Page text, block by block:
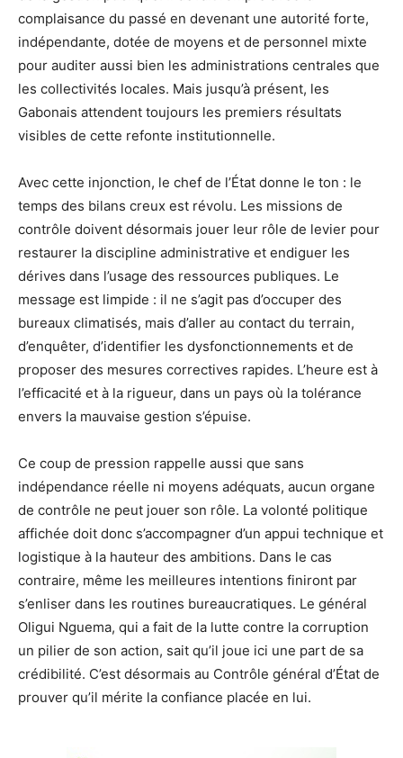
complaisance du passé en devenant une autorité forte,
indépendante, dotée de moyens et de personnel mixte
pour auditer aussi bien les administrations centrales que
les collectivités locales. Mais jusqu’à présent, les
Gabonais attendent toujours les premiers résultats
visibles de cette refonte institutionnelle.
Avec cette injonction, le chef de l’État donne le ton : le
temps des bilans creux est révolu. Les missions de
contrôle doivent désormais jouer leur rôle de levier pour
restaurer la discipline administrative et endiguer les
dérives dans l’usage des ressources publiques. Le
message est limpide : il ne s’agit pas d’occuper des
bureaux climatisés, mais d’aller au contact du terrain,
d’enquêter, d’identifier les dysfonctionnements et de
proposer des mesures correctives rapides. L’heure est à
l’efficacité et à la rigueur, dans un pays où la tolérance
envers la mauvaise gestion s’épuise.
Ce coup de pression rappelle aussi que sans
indépendance réelle ni moyens adéquats, aucun organe
de contrôle ne peut jouer son rôle. La volonté politique
affichée doit donc s’accompagner d’un appui technique et
logistique à la hauteur des ambitions. Dans le cas
contraire, même les meilleures intentions finiront par
s’enliser dans les routines bureaucratiques. Le général
Oligui Nguema, qui a fait de la lutte contre la corruption
un pilier de son action, sait qu’il joue ici une part de sa
crédibilité. C’est désormais au Contrôle général d’État de
prouver qu’il mérite la confiance placée en lui.